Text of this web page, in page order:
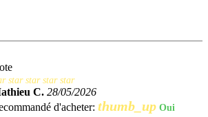
star star star star
C. 28/05/2026
d'acheter: thumb_up Oui